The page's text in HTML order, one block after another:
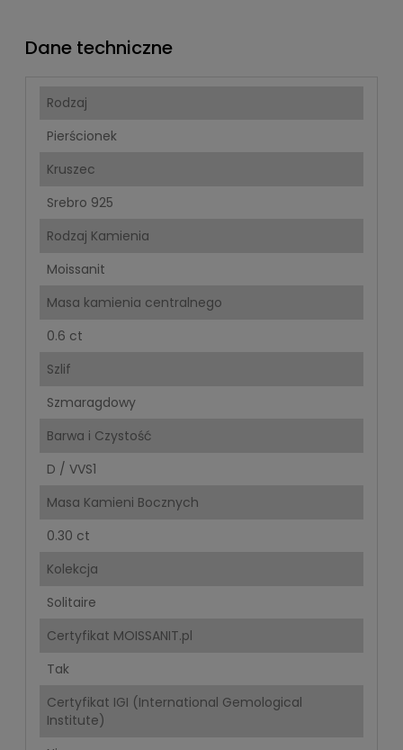
Dane techniczne
Rodzaj
Pierścionek
Kruszec
Srebro 925
Rodzaj Kamienia
Moissanit
Masa kamienia centralnego
0.6 ct
Szlif
Szmaragdowy
Barwa i Czystość
D / VVS1
Masa Kamieni Bocznych
0.30 ct
Kolekcja
Solitaire
Certyfikat MOISSANIT.pl
Tak
Certyfikat IGI (International Gemological
Institute)